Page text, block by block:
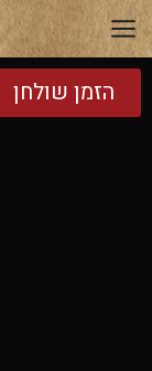
הזמן שולחן